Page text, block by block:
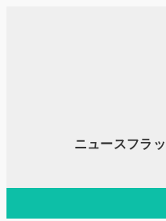
ニュースフラ